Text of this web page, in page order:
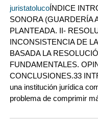
juristatolucoÍNDICE
SONORA (GUARDERÍA
PLANTEADA. II-
INCONSISTENCIA DE
BASADA LA
FUNDAMENTALES.
CONCLUSIONES.33
una institución jurídica
problema de comprimir